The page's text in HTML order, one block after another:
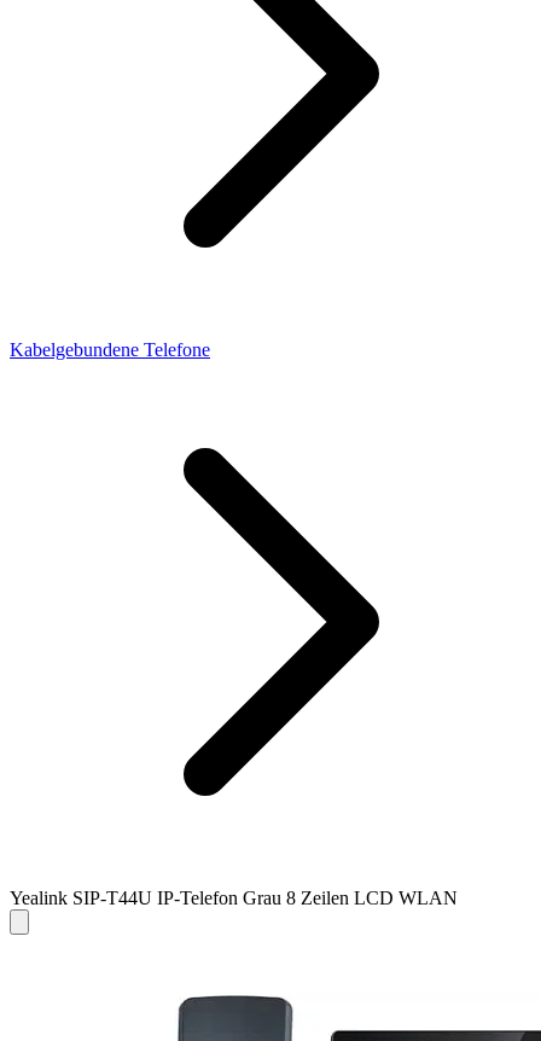
Kabelgebundene Telefone
Yealink SIP-T44U IP-Telefon Grau 8 Zeilen LCD WLAN